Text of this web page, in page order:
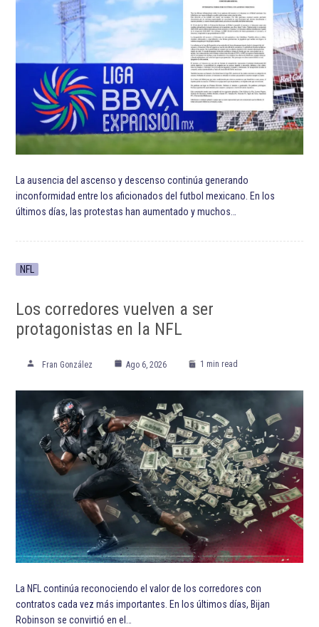
La ausencia del ascenso y descenso continúa generando
inconformidad entre los aficionados del futbol mexicano. En los
últimos días, las protestas han aumentado y muchos…
NFL
Los corredores vuelven a ser
protagonistas en la NFL
Fran González Ago 6, 2026 1 min read
La NFL continúa reconociendo el valor de los corredores con
contratos cada vez más importantes. En los últimos días, Bijan
Robinson se convirtió en el…